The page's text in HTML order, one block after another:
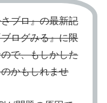
ブロ』の最新記
ログみる』に限
で、もしかした
かもしれませ